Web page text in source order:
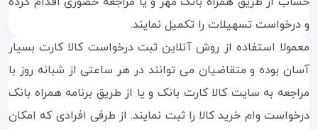
و درخواست تسهیلات را تکمیل نمایند.
معمولا استفاده از روش آنلاین ثبت درخواست کالا کارت بسیار
آسان بوده و متقاضیان می توانند در هر ساعتی از شبانه روز با
مراجعه به سایت کالا کارت بانک و یا از طریق برنامه همراه بانک
درخواست وام خرید کالا را ثبت نمایند. از طرفی افرادی که امکان